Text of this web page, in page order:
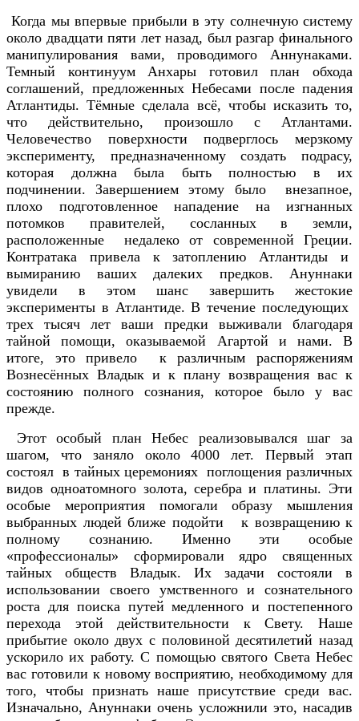
Когда мы впервые прибыли в эту солнечную систему
около двадцати пяти лет назад, был разгар финального
манипулирования вами, проводимого Аннунаками.
Темный континуум Анхары готовил план обхода
соглашений, предложенных Небесами после падения
Атлантиды. Тёмные сделала всё, чтобы исказить то,
что действительно, произошло с Атлантами.
Человечество поверхности подверглось мерзкому
эксперименту, предназначенному создать подрасу,
которая должна была быть полностью в их
подчинении. Завершением этому было внезапное,
плохо подготовленное нападение на изгнанных
потомков правителей, сосланных в земли,
расположенные недалеко от современной Греции.
Контратака привела к затоплению Атлантиды и
вымиранию ваших далеких предков. Ануннаки
увидели в этом шанс завершить жестокие
эксперименты в Атлантиде. В течение последующих
трех тысяч лет ваши предки выживали благодаря
тайной помощи, оказываемой Агартой и нами. В
итоге, это привело к различным распоряжениям
Вознесённых Владык и к плану возвращения вас к
состоянию полного сознания, которое было у вас
прежде.
Этот особый план Небес реализовывался шаг за
шагом, что заняло около 4000 лет. Первый этап
состоял в тайных церемониях поглощения различных
видов одноатомного золота, серебра и платины. Эти
особые мероприятия помогали образу мышления
выбранных людей ближе подойти к возвращению к
полному сознанию. Именно эти особые
«профессионалы» сформировали ядро священных
тайных обществ Владык. Их задачи состояли в
использовании своего умственного и сознательного
роста для поиска путей медленного и постепенного
перехода этой действительности к Свету. Наше
прибытие около двух с половиной десятилетий назад
ускорило их работу. С помощью святого Света Небес
вас готовили к новому восприятию, необходимому для
того, чтобы признать наше присутствие среди вас.
Изначально, Ануннаки очень усложнили это, насадив